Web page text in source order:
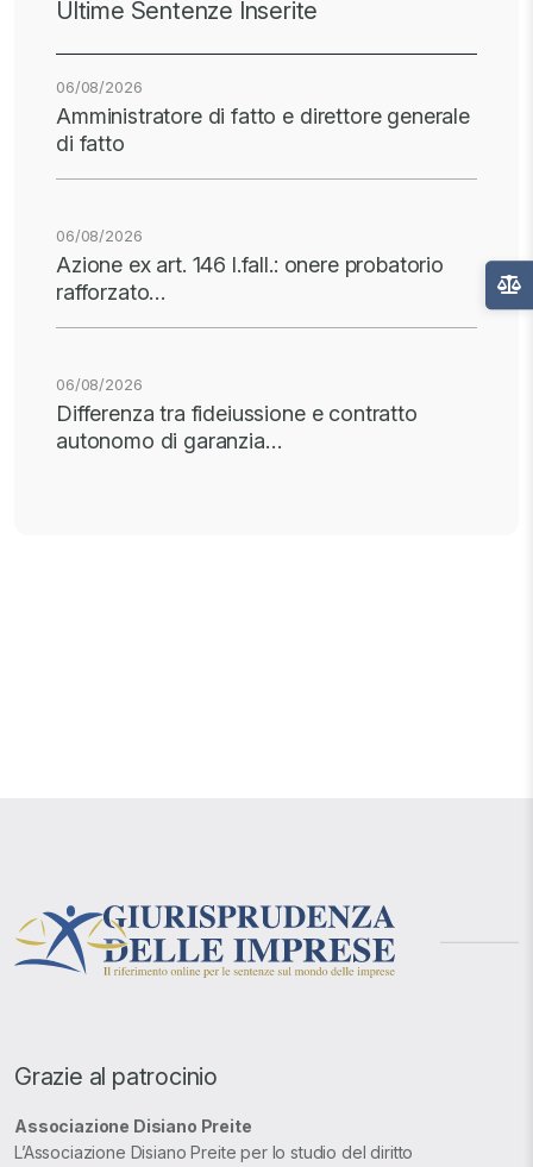
Ultime Sentenze Inserite
06/08/2026
Amministratore di fatto e direttore generale
di fatto
06/08/2026
Azione ex art. 146 l.fall.: onere probatorio
rafforzato…
06/08/2026
Differenza tra fideiussione e contratto
autonomo di garanzia…
Grazie al patrocinio
Associazione Disiano Preite
L’Associazione Disiano Preite per lo studio del diritto